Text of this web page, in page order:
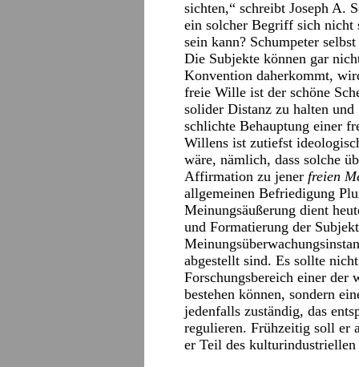
sichten,“ schreibt Joseph A.
ein solcher Begriff sich nicht
sein kann? Schumpeter
Die Subjekte können gar
Konvention daherkommt,
freie Wille ist der schöne
solider Distanz zu halten
schlichte Behauptung einer
Willens ist zutiefst
wäre, nämlich, dass solche
Affirmation zu jener freien
allgemeinen Befriedigung
Meinungsäußerung dient
und Formatierung der
abgestellt sind. Es sollte
Forschungsbereich einer
bestehen können, sondern
jedenfalls zuständig, das
regulieren. Frühzeitig soll er
er Teil des